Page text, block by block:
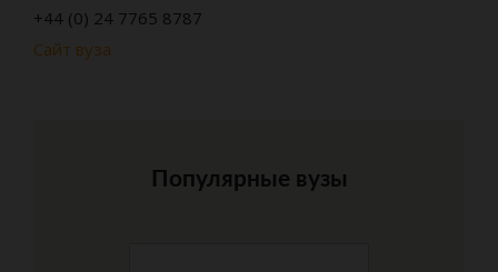
+44 (0) 24 7765 8787
Сайт вуза
Популярные вузы